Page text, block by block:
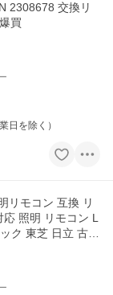
2308678 交換リ
買
日を除く）
リモコン 互換 リ
照明 リモコン L
ク 東芝 日立 古い